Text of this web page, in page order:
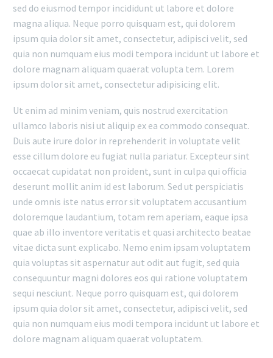
sed do eiusmod tempor incididunt ut labore et dolore
magna aliqua. Neque porro quisquam est, qui dolorem
ipsum quia dolor sit amet, consectetur, adipisci velit, sed
quia non numquam eius modi tempora incidunt ut labore et
dolore magnam aliquam quaerat volupta tem. Lorem
ipsum dolor sit amet, consectetur adipisicing elit.
Ut enim ad minim veniam, quis nostrud exercitation
ullamco laboris nisi ut aliquip ex ea commodo consequat.
Duis aute irure dolor in reprehenderit in voluptate velit
esse cillum dolore eu fugiat nulla pariatur. Excepteur sint
occaecat cupidatat non proident, sunt in culpa qui officia
deserunt mollit anim id est laborum. Sed ut perspiciatis
unde omnis iste natus error sit voluptatem accusantium
doloremque laudantium, totam rem aperiam, eaque ipsa
quae ab illo inventore veritatis et quasi architecto beatae
vitae dicta sunt explicabo. Nemo enim ipsam voluptatem
quia voluptas sit aspernatur aut odit aut fugit, sed quia
consequuntur magni dolores eos qui ratione voluptatem
sequi nesciunt. Neque porro quisquam est, qui dolorem
ipsum quia dolor sit amet, consectetur, adipisci velit, sed
quia non numquam eius modi tempora incidunt ut labore et
dolore magnam aliquam quaerat voluptatem.